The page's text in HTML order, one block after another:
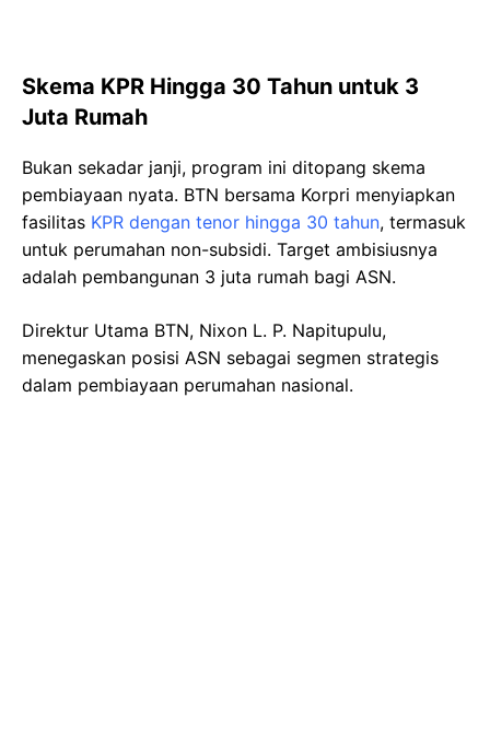
Skema KPR Hingga 30 Tahun untuk 3
Juta Rumah
Bukan sekadar janji, program ini ditopang skema
pembiayaan nyata. BTN bersama Korpri menyiapkan
fasilitas KPR dengan tenor hingga 30 tahun, termasuk
untuk perumahan non-subsidi. Target ambisiusnya
adalah pembangunan 3 juta rumah bagi ASN.
Direktur Utama BTN, Nixon L. P. Napitupulu,
menegaskan posisi ASN sebagai segmen strategis
dalam pembiayaan perumahan nasional.